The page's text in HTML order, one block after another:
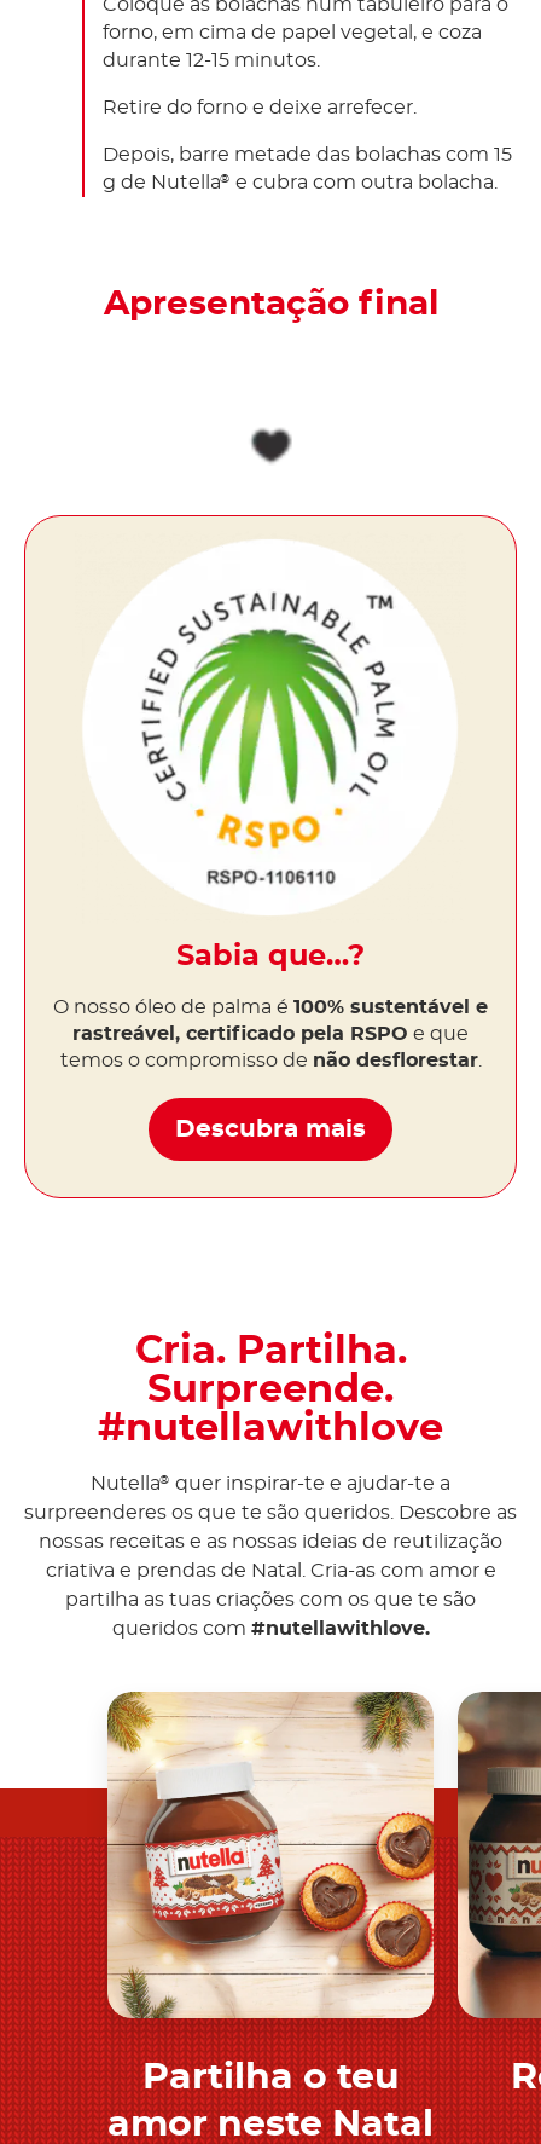
Coloque as bolachas num tabuleiro para o
forno, em cima de papel vegetal, e coza
durante 12-15 minutos.
Retire do forno e deixe arrefecer.
Depois, barre metade das bolachas com 15
g de Nutella® e cubra com outra bolacha.
Apresentação final
Sabia que…?
O nosso óleo de palma é 100% sustentável e
rastreável, certificado pela RSPO e que
temos o compromisso de não desflorestar.
Descubra mais
Cria. Partilha.
Surpreende.
#nutellawithlove
Nutella® quer inspirar-te e ajudar-te a
surpreenderes os que te são queridos. Descobre as
nossas receitas e as nossas ideias de reutilização
criativa e prendas de Natal. Cria-as com amor e
partilha as tuas criações com os que te são
queridos com #nutellawithlove.
Descobre mais
Partilha o teu
amor neste Natal